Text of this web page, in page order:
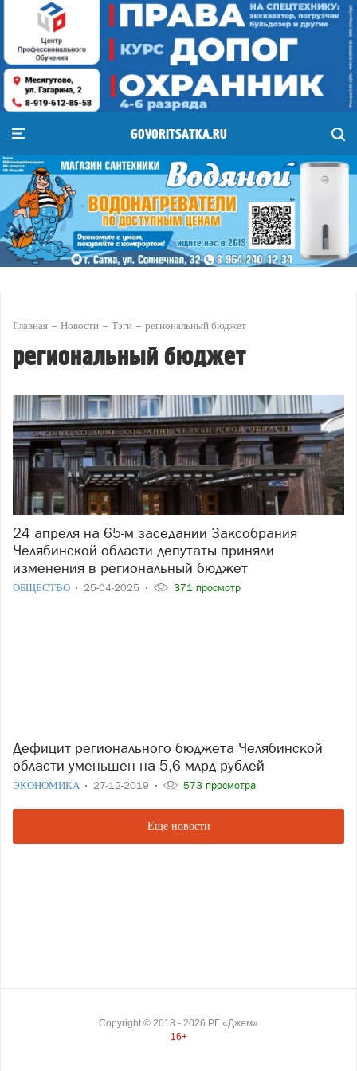
GOVORITSATKA.RU
Главная Новости Тэги региональный бюджет
региональный бюджет
24 апреля на 65-м заседании Заксобрания
Челябинской области депутаты приняли
изменения в региональный бюджет
ОБЩЕСТВО 25-04-2025 371 просмотр
Дефицит регионального бюджета Челябинской
области уменьшен на 5,6 млрд рублей
ЭКОНОМИКА 27-12-2019 573 просмотра
Еще новости
Copyright © 2018 - 2026 РГ «Джем»
16+